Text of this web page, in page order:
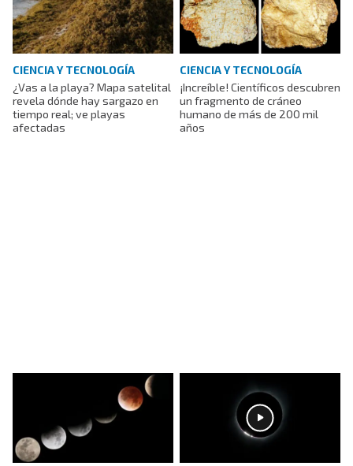
CIENCIA Y TECNOLOGÍA
¿Vas a la playa? Mapa satelital
revela dónde hay sargazo en
tiempo real; ve playas
afectadas
CIENCIA Y TECNOLOGÍA
¡Increíble! Científicos descubren
un fragmento de cráneo
humano de más de 200 mil
años